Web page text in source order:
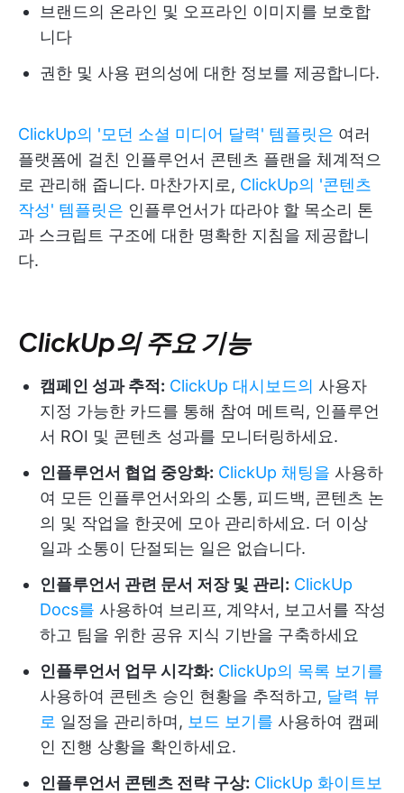
브랜드의 온라인 및 오프라인 이미지를 보호합
니다
권한 및 사용 편의성에 대한 정보를 제공합니다.
ClickUp의 '모던 소셜 미디어 달력' 템플릿은 여러
플랫폼에 걸친 인플루언서 콘텐츠 플랜을 체계적으
로 관리해 줍니다. 마찬가지로, ClickUp의 '콘텐츠
작성' 템플릿은 인플루언서가 따라야 할 목소리 톤
과 스크립트 구조에 대한 명확한 지침을 제공합니
다.
ClickUp의 주요 기능
캠페인 성과 추적: ClickUp 대시보드의 사용자
지정 가능한 카드를 통해 참여 메트릭, 인플루언
서 ROI 및 콘텐츠 성과를 모니터링하세요.
인플루언서 협업 중앙화: ClickUp 채팅을 사용하
여 모든 인플루언서와의 소통, 피드백, 콘텐츠 논
의 및 작업을 한곳에 모아 관리하세요. 더 이상
일과 소통이 단절되는 일은 없습니다.
인플루언서 관련 문서 저장 및 관리: ClickUp
Docs를 사용하여 브리프, 계약서, 보고서를 작성
하고 팀을 위한 공유 지식 기반을 구축하세요
인플루언서 업무 시각화: ClickUp의 목록 보기를
사용하여 콘텐츠 승인 현황을 추적하고, 달력 뷰
로 일정을 관리하며, 보드 보기를 사용하여 캠페
인 진행 상황을 확인하세요.
인플루언서 콘텐츠 전략 구상: ClickUp 화이트보